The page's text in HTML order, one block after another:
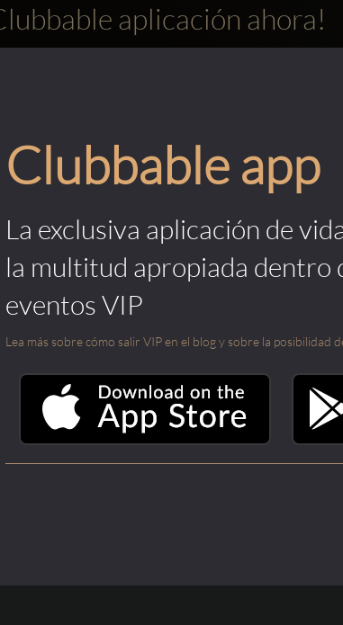
aplicación ahora!
Clubbable app
La exclusiva aplicación de
la multitud apropiada dentro
eventos VIP
Lea más sobre cómo salir VIP en el blog y sobre la posibilidad